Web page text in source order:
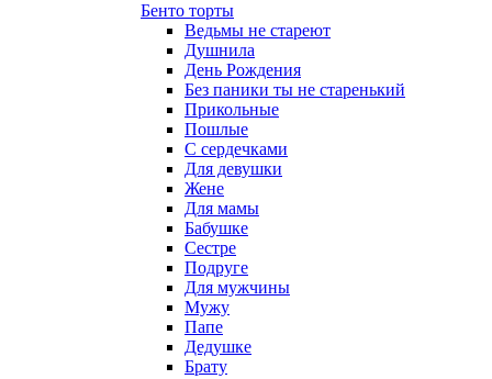
Бенто торты
Ведьмы не стареют
Душнила
День Рождения
Без паники ты не старенький
Прикольные
Пошлые
С сердечками
Для девушки
Жене
Для мамы
Бабушке
Сестре
Подруге
Для мужчины
Мужу
Папе
Дедушке
Брату